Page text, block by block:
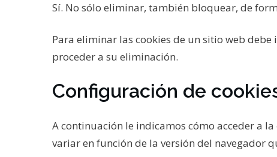
Sí. No sólo eliminar, también bloquear, de
Para eliminar las cookies de un sitio web
proceder a su eliminación.
Configuración de
A continuación le indicamos cómo acceder a
variar en función de la versión del navegador